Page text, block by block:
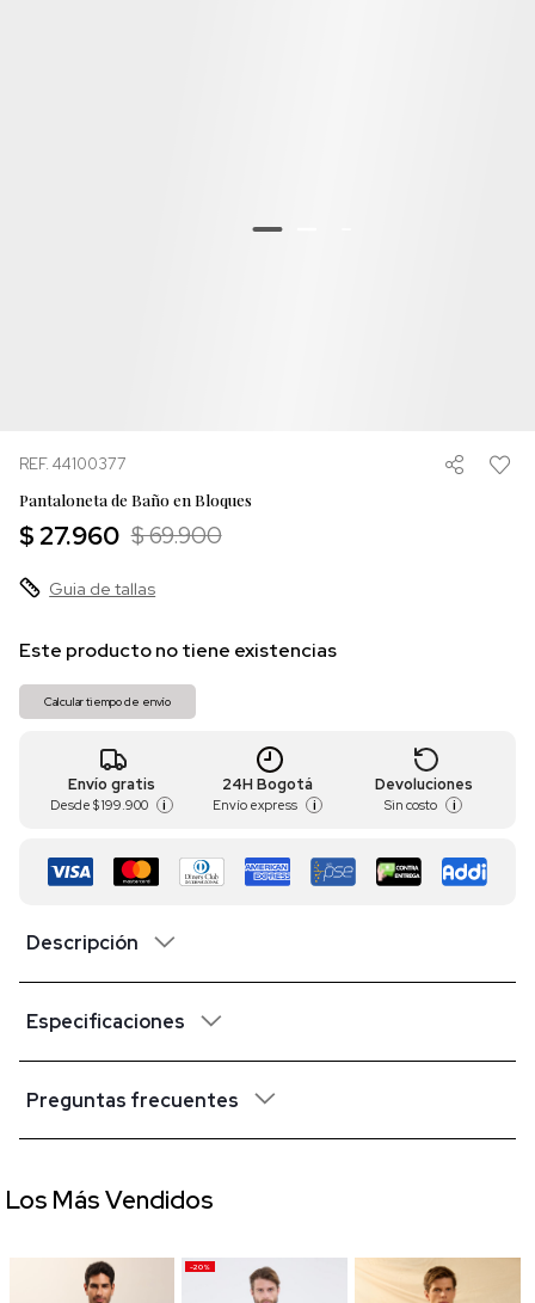
REF. 44100377
Pantaloneta de Baño en Bloques
$ 27.960 $ 69.900
Guia de tallas
Este producto no tiene existencias
Calcular tiempo de envío
Envío gratis
Desde $ 199.900 i
24H Bogotá
Envío express i
Devoluciones
Sin costo i
Descripción
Especificaciones
Preguntas frecuentes
-20%
Los Más Vendidos